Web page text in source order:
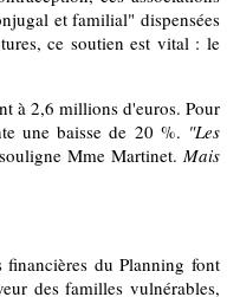
et familial" dispensées
ce soutien est vital : le
à 2,6 millions d'euros. Pour
une baisse de 20 %. "Les
Mme Martinet. Mais
financières du Planning font
des familles vulnérables,